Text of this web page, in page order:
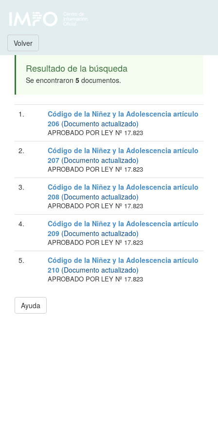
Volver
Resultado de la búsqueda
Se encontraron 5 documentos.
1.
Código de la Niñez y la Adolescencia artículo
206 (Documento actualizado)
APROBADO POR LEY Nº 17.823
2.
Código de la Niñez y la Adolescencia artículo
207 (Documento actualizado)
APROBADO POR LEY Nº 17.823
3.
Código de la Niñez y la Adolescencia artículo
208 (Documento actualizado)
APROBADO POR LEY Nº 17.823
4.
Código de la Niñez y la Adolescencia artículo
209 (Documento actualizado)
APROBADO POR LEY Nº 17.823
5.
Código de la Niñez y la Adolescencia artículo
210 (Documento actualizado)
APROBADO POR LEY Nº 17.823
Ayuda